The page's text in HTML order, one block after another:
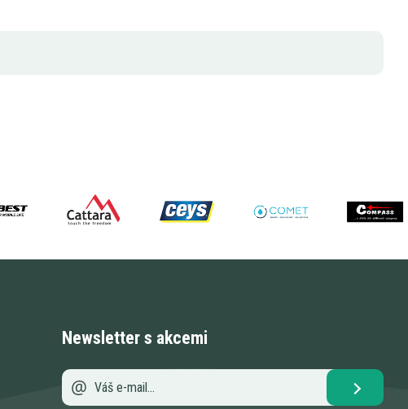
Newsletter s akcemi